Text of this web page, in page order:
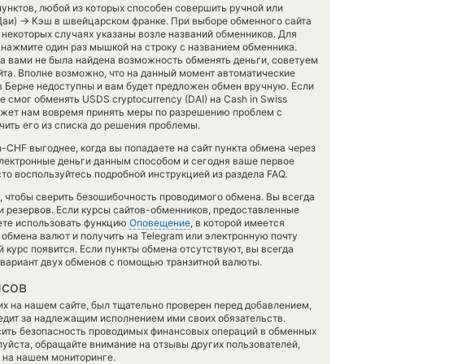
любой из которых способен совершить ручной или
→ Кэш в швейцарском франке. При выборе обменного сайта
случаях указаны возле названий обменников. Для
один раз мышкой на строку с названием обменника.
вами не была найдена возможность обменять деньги, советуем
Вполне возможно, что на данный момент автоматические
Берне недоступны и вам будет предложен обмен вручную. Если
обменять USDS cryptocurrency (DAI) на Cash in Swiss
нам вовремя принять меры по разрешению проблем с
его из списка до решения проблемы.
CHF выгоднее, когда вы попадаете на сайт пункта обмена через
деньги данным способом и сегодня ваше первое
воспользуйтесь подробной инструкцией из раздела FAQ.
, чтобы сверить безошибочность проводимого обмена. Вы всегда
резервов. Если курсы сайтов-обменников, предоставленные
использовать функцию Оповещение, в которой имеется
валют и получить на Telegram или электронную почту
появится. Если пункты обмена отсутствуют, вы всегда
вариант двух обменов с помощью транзитной валюты.
на нашем сайте, был тщательно проверен перед добавлением,
за надлежащим исполнением ими своих обязательств.
безопасность проводимых финансовых операций в обменных
обращайте внимание на отзывы других пользователей,
на нашем мониторинге.